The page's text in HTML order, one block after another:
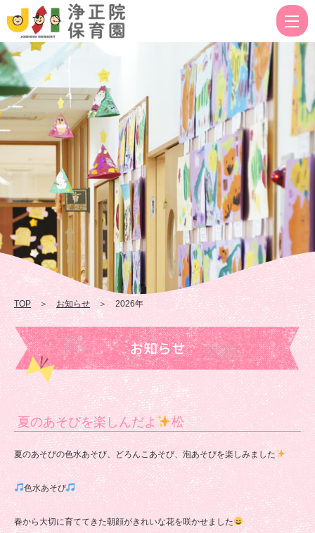
浄
正
院
保
育
園
TOP ＞お知らせ ＞ 2026年
お知らせ
夏のあそびを楽しんだよ 松
夏のあそびの色水あそび、どろんこあそび、泡あそびを楽しみました
色水あそび
春から大切に育ててきた朝顔がきれいな花を咲かせました